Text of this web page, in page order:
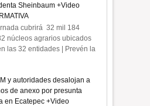
Sheinbaum +Video
cubrirá 32 mil 184
núcleos agrarios ubicados
las 32 entidades | Prevén la
y autoridades desalojan a
de anexo por presunta
en Ecatepec +Video